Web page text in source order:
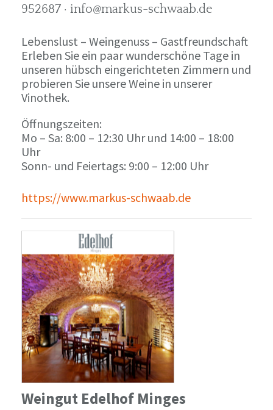
952687 · info@markus-schwaab.de
Lebenslust – Weingenuss – Gastfreundschaft
Erleben Sie ein paar wunderschöne Tage in
unseren hübsch eingerichteten Zimmern und
probieren Sie unsere Weine in unserer
Vinothek.
Öffnungszeiten:
Mo – Sa: 8:00 – 12:30 Uhr und 14:00 – 18:00
Uhr
Sonn- und Feiertags: 9:00 – 12:00 Uhr
https://www.markus-schwaab.de
Weingut Edelhof Minges